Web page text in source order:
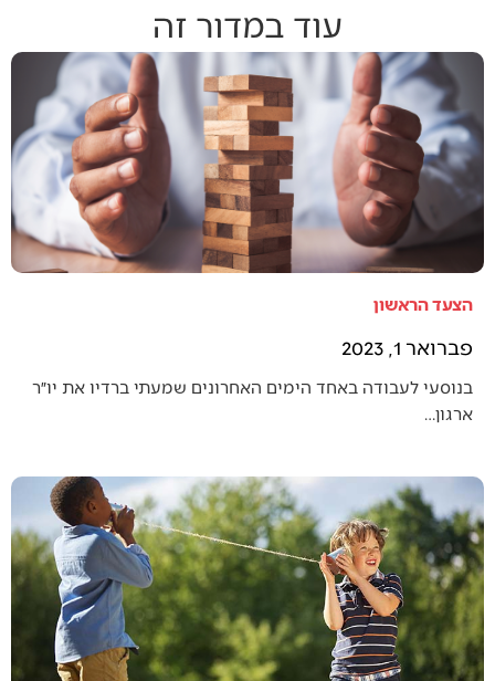
עוד במדור זה
הצעד הראשון
פברואר 1, 2023
בנוסעי לעבודה באחד הימים האחרונים שמעתי ברדיו את יו״ר
ארגון…